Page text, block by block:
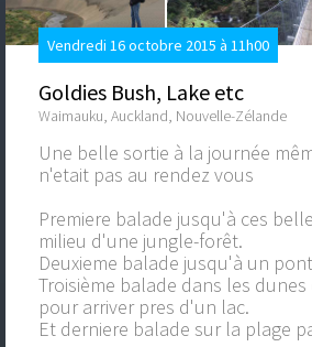
Vendredi 16 octobre 2015 à 11h00
Goldies Bush, Lake etc
Waimauku, Auckland, Nouvelle-Zélande
Une belle sortie à la journée
n'etait pas au rendez vous
Premiere balade jusqu'à ces
milieu d'une jungle-forêt.
Deuxieme balade jusqu'à un
Troisième balade dans les
pour arriver pres d'un lac.
Et derniere balade sur la plage